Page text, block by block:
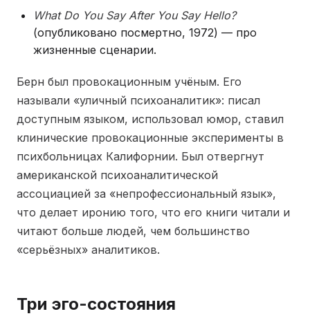
What Do You Say After You Say Hello?
(опубликовано посмертно, 1972) — про
жизненные сценарии.
Берн был провокационным учёным. Его
называли «уличный психоаналитик»: писал
доступным языком, использовал юмор, ставил
клинические провокационные эксперименты в
психбольницах Калифорнии. Был отвергнут
американской психоаналитической
ассоциацией за «непрофессиональный язык»,
что делает иронию того, что его книги читали и
читают больше людей, чем большинство
«серьёзных» аналитиков.
Три эго-состояния